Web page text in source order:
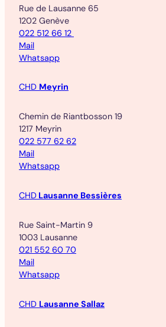
Rue de Lausanne 65
1202 Genève
022 512 66 12
Mail
Whatsapp
CHD Meyrin
Chemin de Riantbosson 19
1217 Meyrin
022 577 62 62
Mail
Whatsapp
CHD Lausanne Bessières
Rue Saint-Martin 9
1003 Lausanne
021 552 60 70
Mail
Whatsapp
CHD Lausanne Sallaz